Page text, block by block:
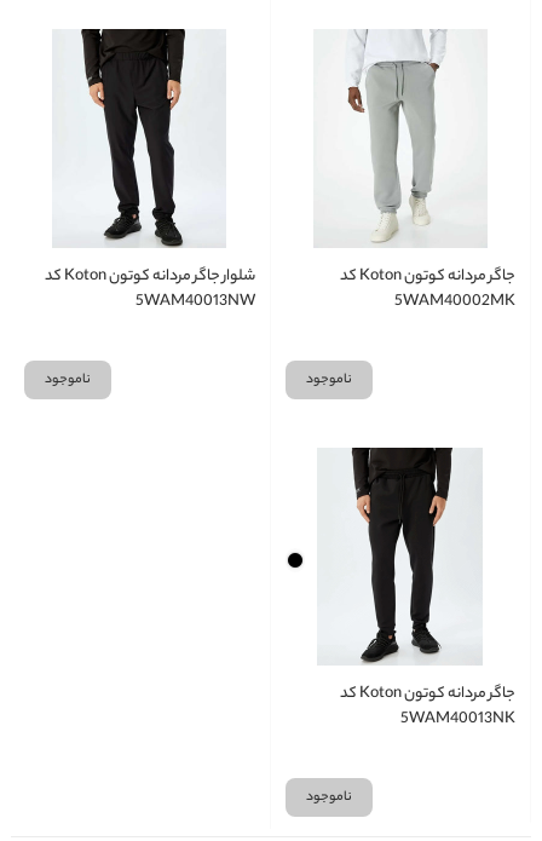
جاگر مردانه کوتون Koton کد
5WAM40002MK
ناموجود
شلوار جاگر مردانه کوتون Koton کد
5WAM40013NW
ناموجود
جاگر مردانه کوتون Koton کد
5WAM40013NK
ناموجود